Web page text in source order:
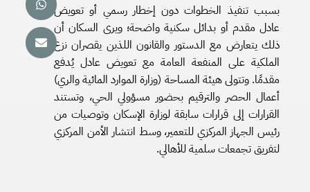
بسبب تنفيذ الخطوات دون إخطار رسمي أو تعويض
عادل مقدم أو بدائل سكنية واضحة؛ ويرى السكان أن
ذلك يتعارض مع الدستور والقانون اللذين يقصران نزع
الملكية على المنفعة العامة مع تعويض عادل يُدفع
مقدمًا. وتتولى هيئة المساحة (وزارة الموارد المائية والري)
أعمال الحصر والترقيم بحضور مسؤولي الحي، وتستند
القرارات إلى قرارات سابقة لوزارة الإسكان وتوصيات من
رئيس الجهاز المركزي للتعمير، وسط انتشار الأمن المركزي
لتفريق تجمعات سلمية للأهالي.